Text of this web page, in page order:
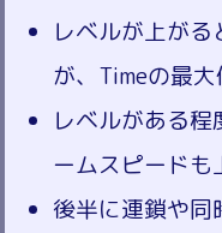
レベルが上が
が、Timeの最大
レベルがある
ームスピードも
後半に連鎖や同